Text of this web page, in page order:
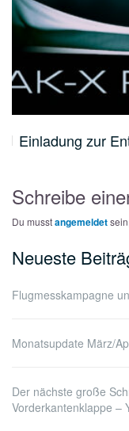
Einladung zur
Schreibe
Du musstangemeldet
Neueste
Flugmesskampagne
Monatsupdate März/
Der nächste große
Vorderkantenklappe –